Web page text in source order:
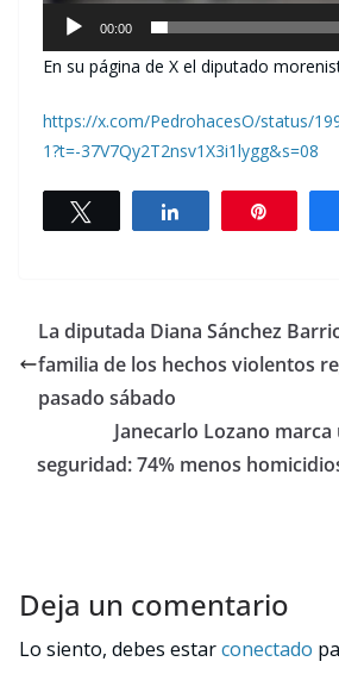
00:00
En su página de X el diputado
https://x.com/PedrohacesO/status/
1?t=-37V7Qy2T2nsv1X3i1lygg&s=08
La diputada Diana Sánchez
familia de los hechos violentos
pasado sábado
Janecarlo Lozano
seguridad: 74% menos
Deja un comentario
Lo siento, debes estarconectado